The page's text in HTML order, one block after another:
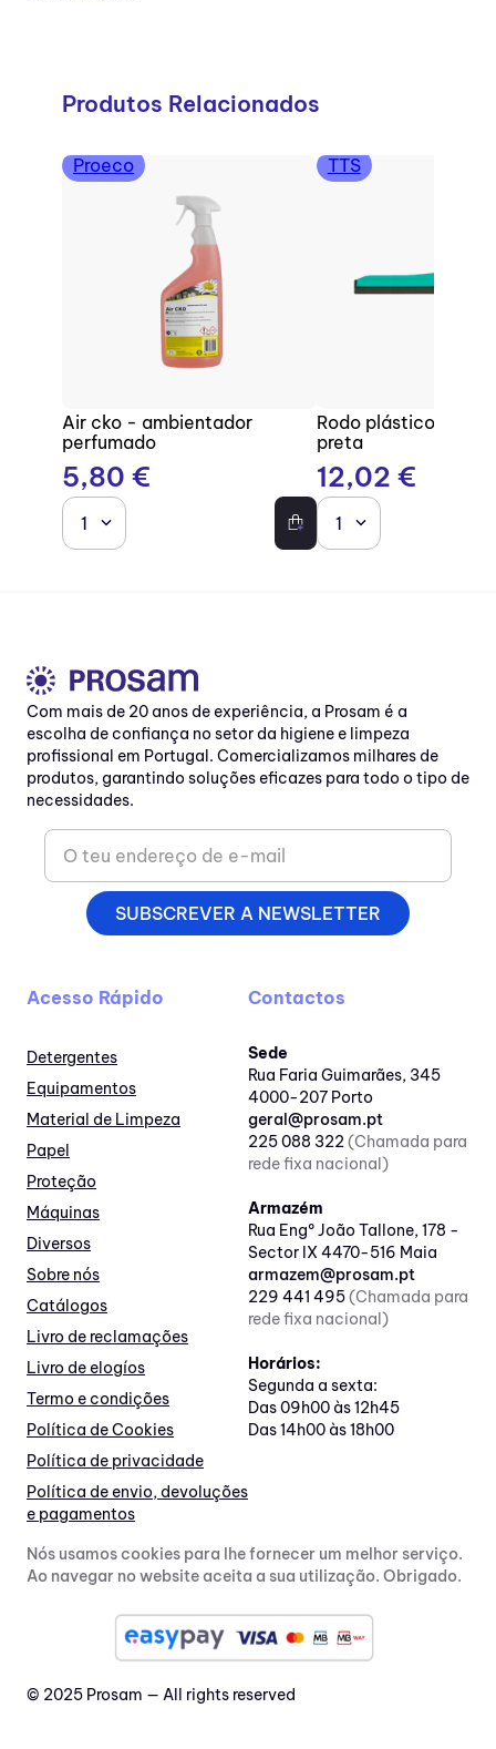
Produtos Relacionados
Proeco
Air cko - ambientador
perfumado
5,80 €
1
TTS
Rodo plástico com
preta
12,02 €
1
Com mais de 20 anos de experiência, a Prosam é a
escolha de confiança no setor da higiene e limpeza
profissional em Portugal. Comercializamos milhares de
produtos, garantindo soluções eficazes para todo o tipo de
necessidades.
SUBSCREVER A NEWSLETTER
Acesso Rápido
Detergentes
Equipamentos
Material de Limpeza
Papel
Proteção
Máquinas
Diversos
Sobre nós
Catálogos
Livro de reclamações
Livro de elogíos
Termo e condições
Política de Cookies
Política de privacidade
Política de envio, devoluções
e pagamentos
Contactos
Sede
Rua Faria Guimarães, 345
4000-207 Porto
geral@prosam.pt
225 088 322(Chamada para
rede fixa nacional)
Armazém
Rua Engº João Tallone, 178 -
Sector IX 4470-516 Maia
armazem@prosam.pt
229 441 495(Chamada para
rede fixa nacional)
Horários:
Segunda a sexta:
Das 09h00 às 12h45
Das 14h00 às 18h00
Nós usamos cookies para lhe fornecer um melhor serviço.
Ao navegar no website aceita a sua utilização. Obrigado.
© 2025 Prosam — All rights reserved